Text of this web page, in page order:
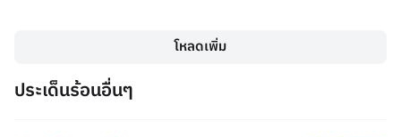
โหลดเพิ่ม
ประเด็นร้อนอื่นๆ